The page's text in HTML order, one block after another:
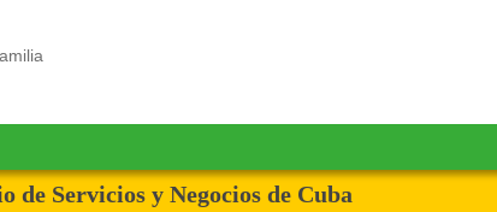
de Servicios y Negocios de Cuba